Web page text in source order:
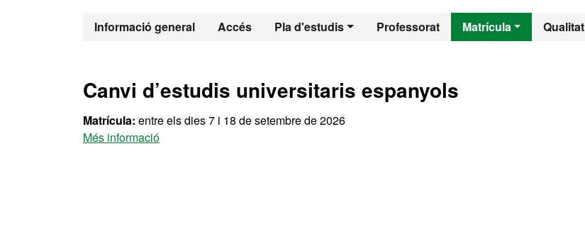
Informació general Accés Pla d'estudis Professorat Matrícula Qualitat
Grau en Estadística Aplicada
Canvi d’estudis universitaris espanyols
Matrícula: entre els dies 7 i 18 de setembre de 2026
Més informació